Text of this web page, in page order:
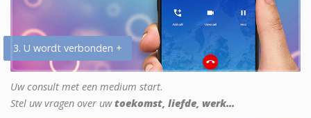
3. U wordt verbonden +
Uw consult met een medium start.
Stel uw vragen over uwtoekomst, liefde, werk...